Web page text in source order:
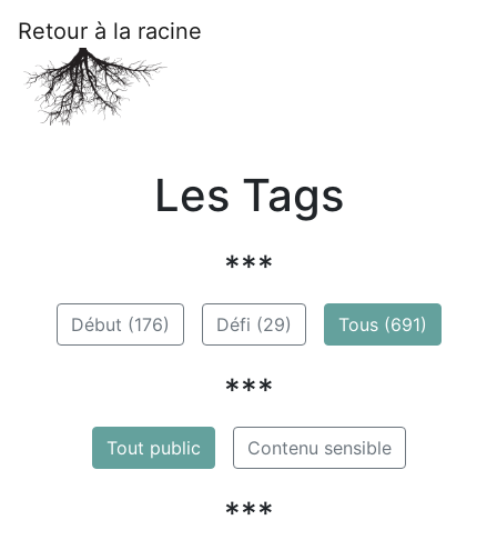
Retour à la racine
Les Tags
***
Début (176) Défi (29) Tous (691)
***
Tout public Contenu sensible
***